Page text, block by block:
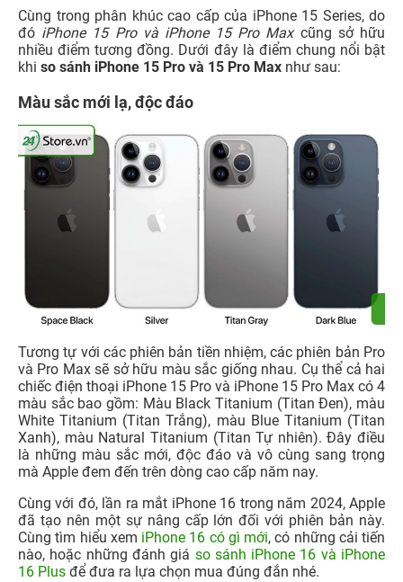
Cùng trong phân khúc cao cấp của iPhone 15 Series, do
đó iPhone 15 Pro và iPhone 15 Pro Maxcũng sở hữu
nhiều điểm tương đồng. Dưới đây là điểm chung nổi bật
khi so sánh iPhone 15 Pro và 15 Pro Max như sau:
Màu sắc mới lạ, độc đáo
Tương tự với các phiên bản tiền nhiệm, các phiên bản Pro
và Pro Max sẽ sở hữu màu sắc giống nhau. Cụ thể cả hai
chiếc điện thoại iPhone 15 Pro và iPhone 15 Pro Max có 4
màu sắc bao gồm: Màu Black Titanium (Titan Đen), màu
White Titanium (Titan Trắng), màu Blue Titanium (Titan
Xanh), màu Natural Titanium (Titan Tự nhiên). Đây điều
là những màu sắc mới, độc đáo và vô cùng sang trọng
mà Apple đem đến trên dòng cao cấp năm nay.
Cùng với đó, lần ra mắt iPhone 16 trong năm 2024, Apple
đã tạo nên một sự nâng cấp lớn đối với phiên bản này.
Cùng tìm hiểu xem iPhone 16 có gì mới, có những cải tiến
nào, hoặc những đánh giá so sánh iPhone 16 và iPhone
16 Plus để đưa ra lựa chọn mua đúng đắn nhé.